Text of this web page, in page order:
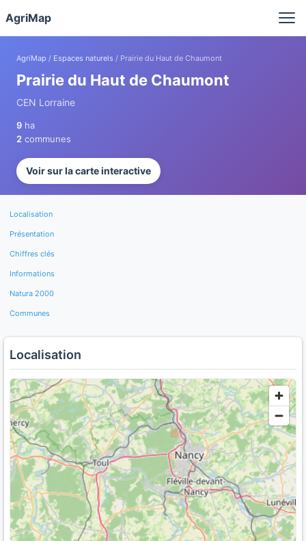
AgriMap
AgriMap / Espaces naturels / Prairie du Haut de Chaumont
Prairie du Haut de Chaumont
CEN Lorraine
9 ha
2 communes
Voir sur la carte interactive
Localisation
Présentation
Chiffres clés
Informations
Natura 2000
Communes
Localisation